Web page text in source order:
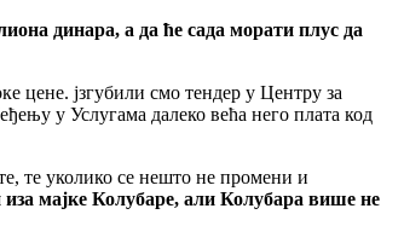
динара, а да ће сада морати плус да
цене. jзгубили смо тендер у Центру за
у Услугама далеко већа него плата код
те уколико се нешто не промени и
маjке Колубаре, али Колубара више не